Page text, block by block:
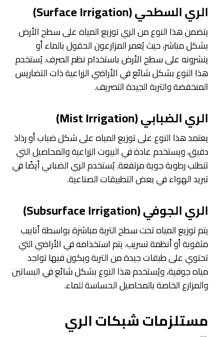
الري السطحي (Surface Irrigation)
يتضمن هذا النوع من الري توزيع المياه على سطح الأرض
بشكل مباشر، حيث يُغمر المزارعون الحقول بالماء أو
ينشرونه على سطح الأرض باستخدام نظم الصرف. يُستخدم
هذا النوع بشكل شائع في الأراضي الزراعية ذات التضاريس
المنخفضة والتربة الجيدة التصريف.
الري الضبابي (Mist Irrigation)
يعتمد هذا النوع على توزيع المياه على شكل ضباب أو رذاذ
دقيق، ويستخدم عادة في البيوت الزراعية والمحاصيل التي
تتطلب رطوبة جوية مرتفعة. يُستخدم الري الضبابي أيضًا في
تبريد الهواء في بعض التطبيقات الصناعية.
الري الجوفي (Subsurface Irrigation)
يتم توزيع المياه تحت سطح التربة مباشرة بواسطة أنابيب
مثقوبة أو أنظمة تسريب. يتم استخدامه في الأراضي التي
تحتوي على طبقات جيدة من التربة ويكون فيها تواجد
مياه جوفية، ويُستخدم هذا النوع بشكل شائع في البساتين
والمزارع الخاصة بالمحاصيل الحساسة للماء.
مستلزمات شبكات الري